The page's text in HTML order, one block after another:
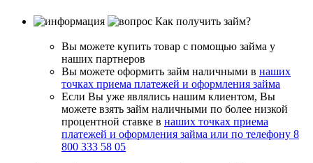
Как получить займ?
Вы можете купить товар с помощью займа у
наших партнеров
Вы можете оформить займ наличными в наших
точках приема платежей и оформления займа
Если Вы уже являлись нашим клиентом, Вы
можете взять займ наличными по более низкой
процентной ставке в наших точках приема
платежей и оформления займа или по телефону 8
800 333 58 05